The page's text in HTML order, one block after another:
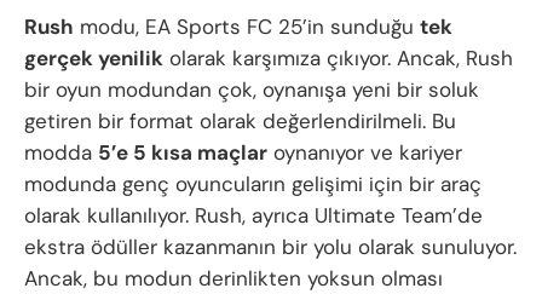
Rush modu, EA Sports FC 25’in sunduğu tek
gerçek yenilik olarak karşımıza çıkıyor. Ancak, Rush
bir oyun modundan çok, oynanışa yeni bir soluk
getiren bir format olarak değerlendirilmeli. Bu
modda 5’e 5 kısa maçlar oynanıyor ve kariyer
modunda genç oyuncuların gelişimi için bir araç
olarak kullanılıyor. Rush, ayrıca Ultimate Team’de
ekstra ödüller kazanmanın bir yolu olarak sunuluyor.
Ancak, bu modun derinlikten yoksun olması